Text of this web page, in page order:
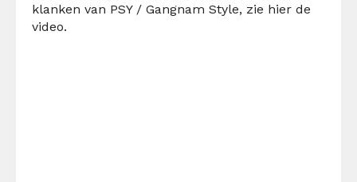
klanken van PSY / Gangnam Style, zie hier de
video.